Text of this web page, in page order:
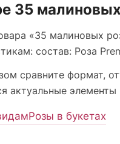
35
«35 малиновых
состав: Роза
сравните формат,
актуальные
Розы в букетах